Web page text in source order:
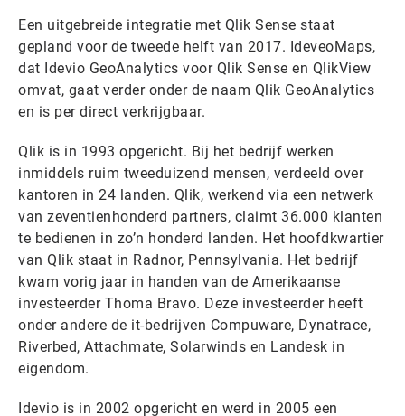
Een uitgebreide integratie met Qlik Sense staat
gepland voor de tweede helft van 2017. IdeveoMaps,
dat Idevio GeoAnalytics voor Qlik Sense en QlikView
omvat, gaat verder onder de naam Qlik GeoAnalytics
en is per direct verkrijgbaar.
Qlik is in 1993 opgericht. Bij het bedrijf werken
inmiddels ruim tweeduizend mensen, verdeeld over
kantoren in 24 landen. Qlik, werkend via een netwerk
van zeventienhonderd partners, claimt 36.000 klanten
te bedienen in zo’n honderd landen. Het hoofdkwartier
van Qlik staat in Radnor, Pennsylvania. Het bedrijf
kwam vorig jaar in handen van de Amerikaanse
investeerder Thoma Bravo. Deze investeerder heeft
onder andere de it-bedrijven Compuware, Dynatrace,
Riverbed, Attachmate, Solarwinds en Landesk in
eigendom.
Idevio is in 2002 opgericht en werd in 2005 een